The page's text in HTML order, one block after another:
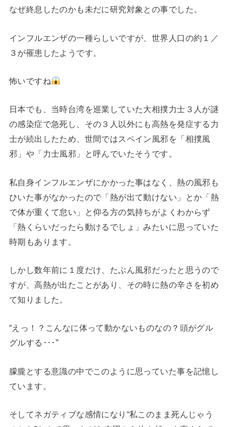
なぜ終息したのかも未だに研究対象との事でした。
インフルエンザの一種らしいですが、世界人口の約１／
３が罹患したようです。
怖いですね
日本でも、当時台湾を巡業していた大相撲力士３人が謎
の感染症で急死し、その３人以外にも高熱を発症する力
士が続出したため、世間ではスペイン風邪を「相撲風
邪」や「力士風邪」と呼んでいたそうです。
私自身インフルエンザにかかった事はなく、熱の風邪も
ひいた事がなかったので「熱が出て動けない」とか「熱
で体が重くて怠い」と仰る方の気持ちがよくわからず
「熱くらいだったら動けるでしょ」みたいに思っていた
時期もあります。
しかし数年前に１度だけ、たぶん風邪だったと思うので
すが、高熱が出たことがあり、その時に熱の辛さを初め
て知りました。
“えっ！？こんなに体って動かないものなの？頭がグル
グルする･･･”
朦朧とする意識の中でこのように思っていた事を記憶し
ています。
そしてネガティブな感情になり“私このまま死んじゃう